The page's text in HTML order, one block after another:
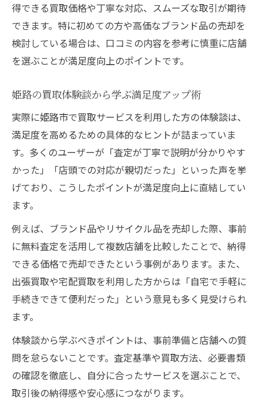
得できる買取価格や丁寧な対応、スムーズな取引が期待
できます。特に初めての方や高価なブランド品の売却を
検討している場合は、口コミの内容を参考に慎重に店舗
を選ぶことが満足度向上のポイントです。
姫路の買取体験談から学ぶ満足度アップ術
実際に姫路市で買取サービスを利用した方の体験談は、
満足度を高めるための具体的なヒントが詰まっていま
す。多くのユーザーが「査定が丁寧で説明が分かりやす
かった」「店頭での対応が親切だった」といった声を挙
げており、こうしたポイントが満足度向上に直結してい
ます。
例えば、ブランド品やリサイクル品を売却した際、事前
に無料査定を活用して複数店舗を比較したことで、納得
できる価格で売却できたという事例があります。また、
出張買取や宅配買取を利用した方からは「自宅で手軽に
手続きできて便利だった」という意見も多く見受けられ
ます。
体験談から学ぶべきポイントは、事前準備と店舗への質
問を怠らないことです。査定基準や買取方法、必要書類
の確認を徹底し、自分に合ったサービスを選ぶことで、
取引後の納得感や安心感につながります。